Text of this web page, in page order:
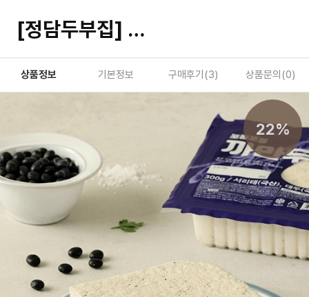
[정담두부집] 포동포동 국산콩 까만두부 300g
상품정보 기본정보 구매후기(3) 상품문의(0)
22%